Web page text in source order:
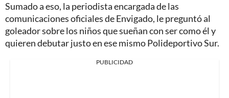
Sumado a eso, la periodista encargada de las
comunicaciones oficiales de Envigado, le preguntó al
goleador sobre los niños que sueñan con ser como él y
quieren debutar justo en ese mismo Polideportivo Sur.
PUBLICIDAD